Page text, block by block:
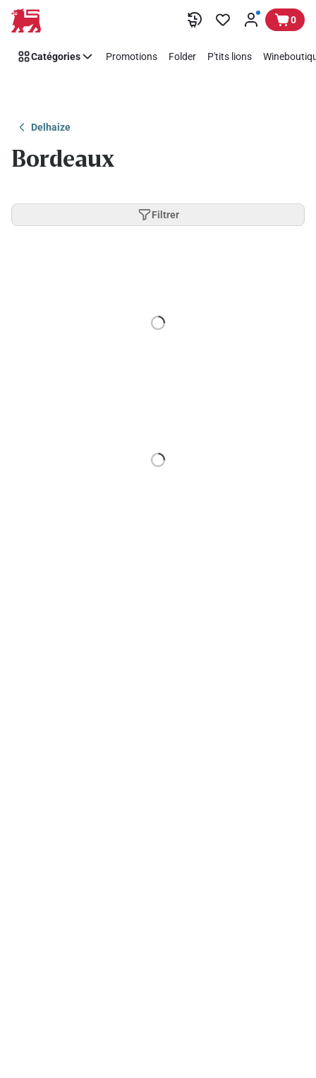
Passer 0
Catégories Promotions Folder P'tits lions
Delhaize
Bordeaux
Filtrer